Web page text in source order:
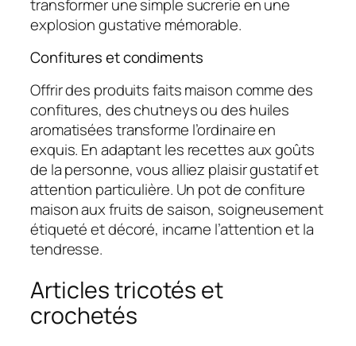
transformer une simple sucrerie en une
explosion gustative mémorable.
Confitures et condiments
Offrir des produits faits maison comme des
confitures, des chutneys ou des huiles
aromatisées transforme l’ordinaire en
exquis. En adaptant les recettes aux goûts
de la personne, vous alliez plaisir gustatif et
attention particulière. Un pot de confiture
maison aux fruits de saison, soigneusement
étiqueté et décoré, incarne l’attention et la
tendresse.
Articles tricotés et
crochetés